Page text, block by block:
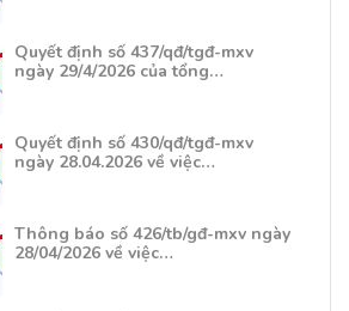
Quyết định số 437/qđ/tgđ-mxv
ngày 29/4/2026 của tổng…
Quyết định số 430/qđ/tgđ-mxv
ngày 28.04.2026 về việc…
Thông báo số 426/tb/gđ-mxv ngày
28/04/2026 về việc…